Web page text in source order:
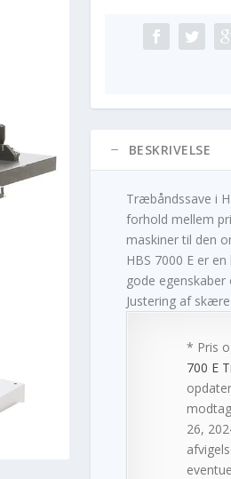
BESKRIVELSE
Træbåndssave i
forhold mellem
maskiner til den
HBS 7000 E er
gode
Justering af skære
* Pris
700 E
26,